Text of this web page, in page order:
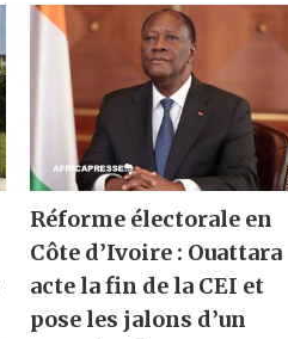
Réforme électorale en
Côte d’Ivoire : Ouattara
acte la fin de la CEI et
pose les jalons d’un